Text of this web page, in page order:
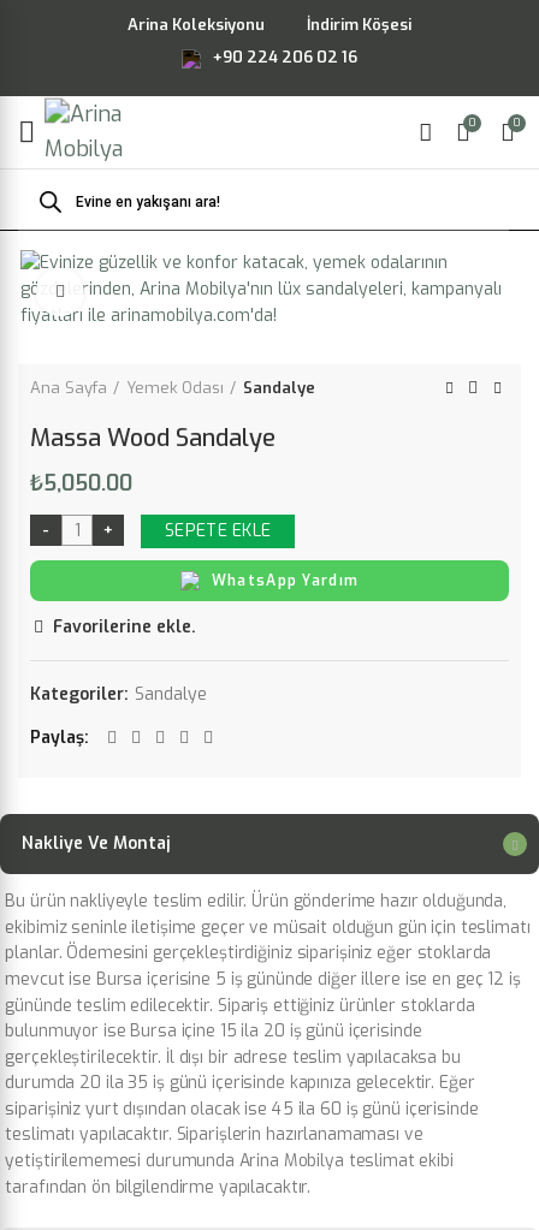
Arina Koleksiyonu
İndirim Köşesi
+90 224 206 02 16
0 0
Products
search
Büyütmek için tıklayın
Ana Sayfa Yemek Odası Sandalye
Massa Wood Sandalye
₺5,050.00
SEPETE EKLE
WhatsApp Yardım
Favorilerine ekle.
Kategoriler: Sandalye
Paylaş
Nakliye Ve Montaj
Bu ürün nakliyeyle teslim edilir. Ürün gönderime hazır olduğunda,
ekibimiz seninle iletişime geçer ve müsait olduğun gün için teslimatı
planlar. Ödemesini gerçekleştirdiğiniz siparişiniz eğer stoklarda
mevcut ise Bursa içerisine 5 iş gününde diğer illere ise en geç 12 iş
gününde teslim edilecektir. Sipariş ettiğiniz ürünler stoklarda
bulunmuyor ise Bursa içine 15 ila 20 iş günü içerisinde
gerçekleştirilecektir. İl dışı bir adrese teslim yapılacaksa bu
durumda 20 ila 35 iş günü içerisinde kapınıza gelecektir. Eğer
siparişiniz yurt dışından olacak ise 45 ila 60 iş günü içerisinde
teslimatı yapılacaktır. Siparişlerin hazırlanamaması ve
yetiştirilememesi durumunda Arina Mobilya teslimat ekibi
tarafından ön bilgilendirme yapılacaktır.